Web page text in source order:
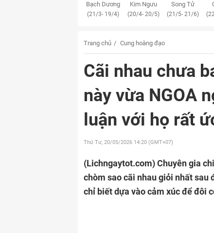
Bạch Dương
(21/3- 19/4)
Kim Ngưu
(20/4- 20/5)
Song Tử
(21/5- 21/6)
Trang chủ Cung hoàng đạo
Cãi nhau chưa
này vừa NGOA
luận với họ rất
Thứ Tư, 20/05/2026 14:20 (GMT+07)
(Lichngaytot.com)Chuyên gia
chòm sao cãi nhau giỏi nhất sau
chỉ biết dựa vào cảm xúc để đôi